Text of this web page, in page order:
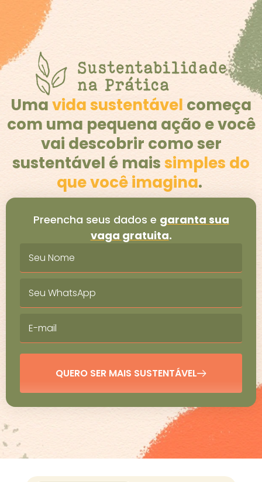
Umavida sustentável começa
com uma pequena ação e você
vai descobrir como ser
sustentável é maissimples do
que você imagina.
Preencha seus dados e garanta sua
vaga gratuita.
QUERO SER MAIS SUSTENTÁVEL